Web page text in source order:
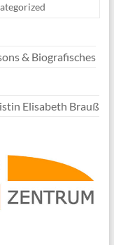
& Biografisches
Elisabeth Brauß